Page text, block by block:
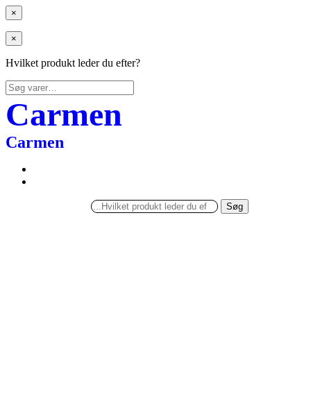
×
×
Hvilket produkt leder du efter?
Søg
efter:
Carmen
Carmen
Søg